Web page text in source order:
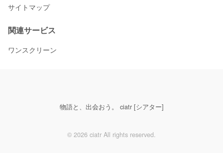
サイトマップ
関連サービス
ワンスクリーン
物語と、出会おう。 ciatr [シアター]
© 2026 ciatr All rights reserved.